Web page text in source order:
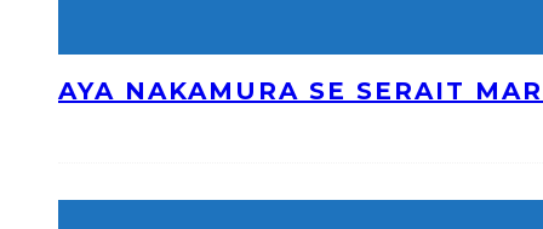
AYA NAKAMURA SE SERAIT